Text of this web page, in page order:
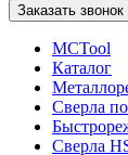
Заказать звонок
MCTool
Каталог
Сверла
Сверла